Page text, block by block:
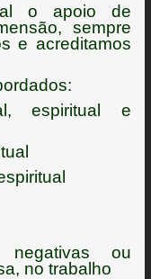
o apoio de
sempre
e acreditamos
espiritual e
ou
no trabalho